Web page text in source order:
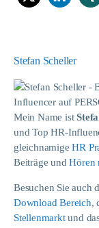
Stefan Scheller
Mein Name ist
und Top HR-
gleichnamigeHR
Beiträge undHören
Besuchen Sie auch
Download Bereich,
Stellenmarktund